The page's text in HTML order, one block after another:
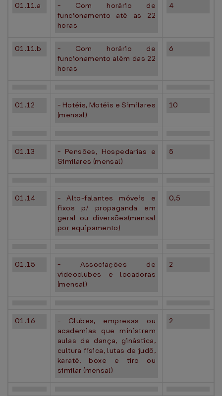
01.11.a
- Com horário de
funcionamento até as 22
horas
4
01.11.b
- Com horário de
funcionamento além das 22
horas
6
01.12
- Hotéis, Motéis e Similares
(mensal)
10
01.13
- Pensões, Hospedarias e
Similares (mensal)
5
01.14
- Alto-falantes móveis e
fixos p/ propaganda em
geral ou diversões(mensal
por equipamento)
0,5
01.15
- Associações de
vídeoclubes e locadoras
(mensal)
2
01.16
- Clubes, empresas ou
academias que ministrem
aulas de dança, ginástica,
cultura física, lutas de judô,
karatê, boxe e tiro ou
similar (mensal)
2